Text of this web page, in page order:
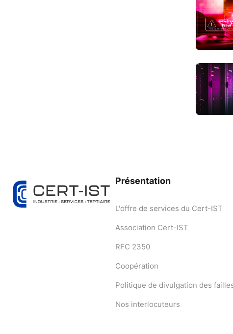
Présentation
L'offre de services du Cert-IST
Association Cert-IST
RFC 2350
Coopération
Politique de divulgation des
Nos interlocuteurs